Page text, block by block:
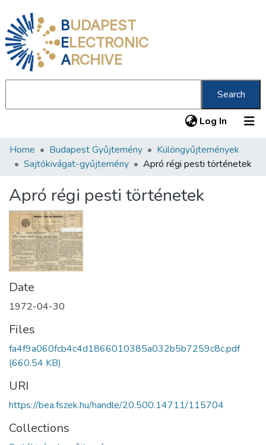
BUDAPEST
ELECTRONIC
ARCHIVE
Search
Log In (current)
Communities & Collections
Statistics
About us
Home Budapest Gyűjtemény
Különgyűjtemények
Sajtókivágat-gyűjtemény
Apró régi pesti történetek
Apró régi pesti történetek
Date
1972-04-30
Files
fa4f9a060fcb4c4d1866010385a032b5b7259c8c.pdf
(660.54 KB)
URI
https://bea.fszek.hu/handle/20.500.14711/115704
Collections